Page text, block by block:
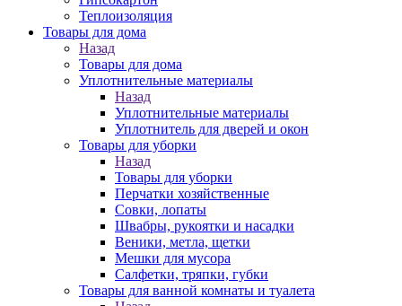
Теплоизоляция
Товары для дома
Назад
Товары для дома
Уплотнительные материалы
Назад
Уплотнительные материалы
Уплотнитель для дверей и окон
Товары для уборки
Назад
Товары для уборки
Перчатки хозяйственные
Совки, лопаты
Швабры, рукоятки и насадки
Веники, метла, щетки
Мешки для мусора
Салфетки, тряпки, губки
Товары для ванной комнаты и туалета